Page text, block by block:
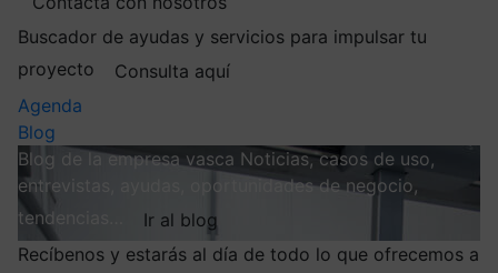
Buscador de ayudas y servicios para impulsar tu
proyecto
Consulta aquí
Agenda
Blog
Blog de la empresa vasca Noticias, casos de uso,
entrevistas, ayudas, oportunidades de negocio,
tendencias…
Ir al blog
Recíbenos y estarás al día de todo lo que ofrecemos a